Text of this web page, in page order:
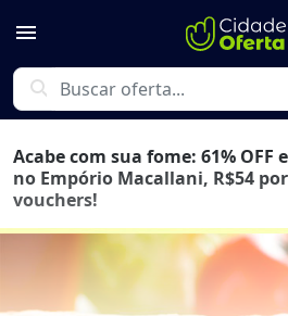
menu
search
Acabe com sua fome: 61%
no Empório Macallani, R$54
vouchers!